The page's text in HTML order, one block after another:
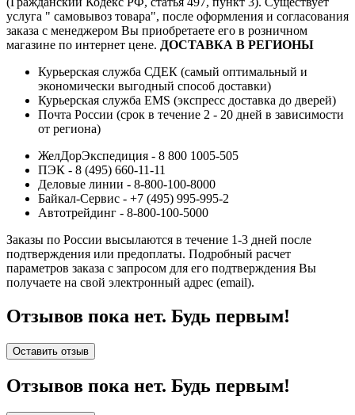
услуга " самовывоз товара", после оформления и согласования
заказа с менеджером Вы приобретаете его в розничном
магазине по интернет цене. ДОСТАВКА В РЕГИОНЫ
Курьерская служба СДЕК (самый оптимальный и
экономически выгодный способ доставки)
Курьерская служба EMS (экспресс доставка до дверей)
Почта России (срок в течение 2 - 20 дней в зависимости
от региона)
ЖелДорЭкспедиция - 8 800 1005-505
ПЭК - 8 (495) 660-11-11
Деловые линии - 8-800-100-8000
Байкал-Сервис - +7 (495) 995-995-2
Автотрейдинг - 8-800-100-5000
Заказы по России высылаются в течение 1-3 дней после
подтверждения или предоплаты. Подробный расчет
параметров заказа с запросом для его подтверждения Вы
получаете на свой электронный адрес (email).
Отзывов пока нет. Будь первым!
Оставить отзыв
Отзывов пока нет. Будь первым!